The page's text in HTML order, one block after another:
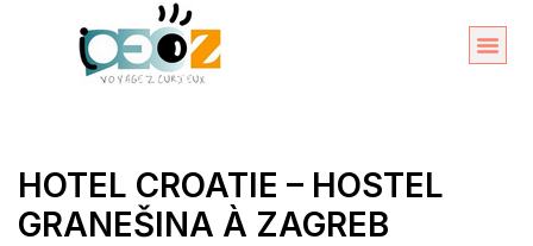
HOTEL CROATIE – HOSTEL
GRANEŠINA À ZAGREB